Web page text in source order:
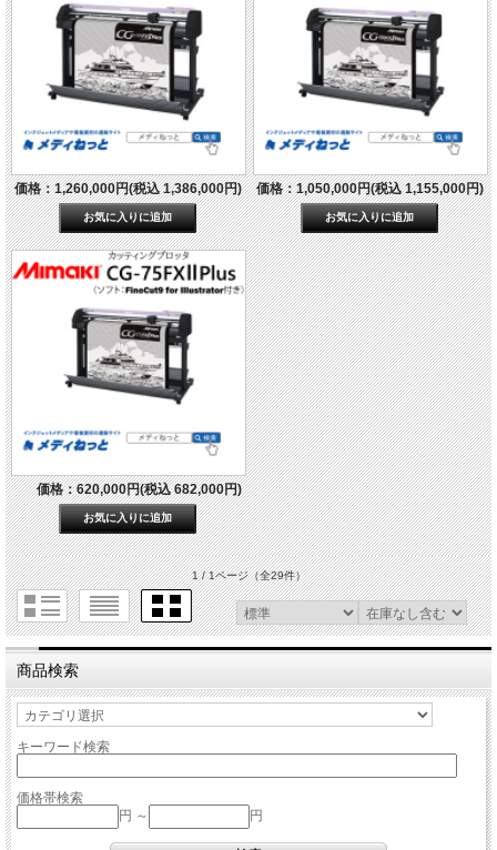
価格：1,260,000円(税込 1,386,000円) 価格：1,050,000円(税込 1,155,000円)
価格：620,000円(税込 682,000円)
1 / 1ページ（全29件）
商品検索
キーワード検索
価格帯検索
円 ～
円